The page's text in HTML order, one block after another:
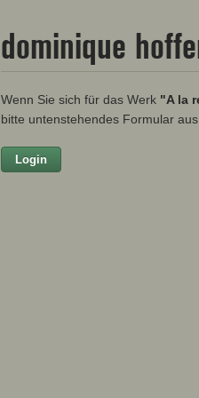
dominique
Wenn Sie sich für das Werk "A la
bitte untenstehendes Formular
Login